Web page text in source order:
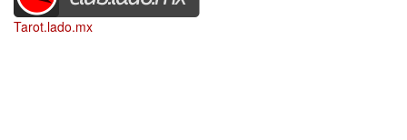
Tarot.lado.mx